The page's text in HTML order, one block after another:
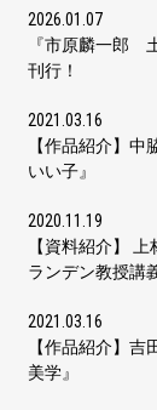
2026.01.07
『市原麟一郎
刊行！
2021.03.16
【作品紹介】中
いい子』
2020.11.19
【資料紹介】
ランデン教授講
2021.03.16
【作品紹介】吉
美学』